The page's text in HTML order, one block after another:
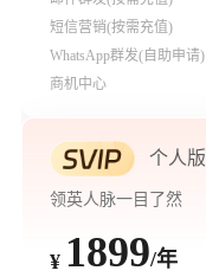
短信营销(按需充值)
WhatsApp群发(自助申请)
商机中心
个人版
领英人脉一目了然
¥ 1899/年